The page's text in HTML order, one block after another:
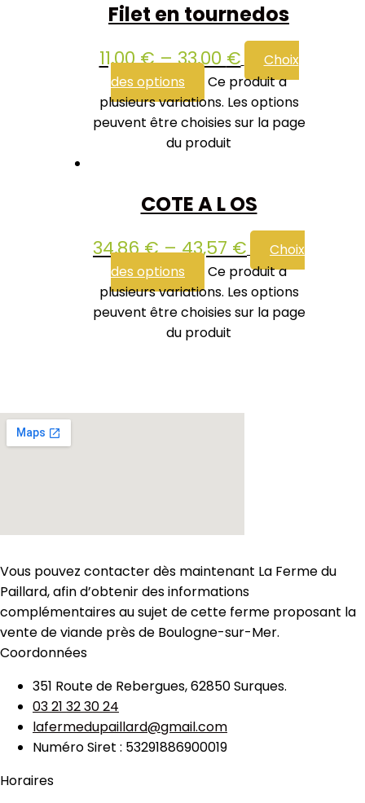
Filet en tournedos
11,00€–33,00 €
Choix
des options
Ce produit a
plusieurs variations. Les options
peuvent être choisies sur la page
du produit
COTE A L OS
34,86€–43,57 €
Choix
des options
Ce produit a
plusieurs variations. Les options
peuvent être choisies sur la page
du produit
Vous pouvez contacter dès maintenant La Ferme du
Paillard, afin d’obtenir des informations
complémentaires au sujet de cette ferme proposant la
vente de viande près de Boulogne-sur-Mer.
Coordonnées
351 Route de Rebergues, 62850 Surques.
03 21 32 30 24
lafermedupaillard@gmail.com
Numéro Siret : 53291886900019
Horaires